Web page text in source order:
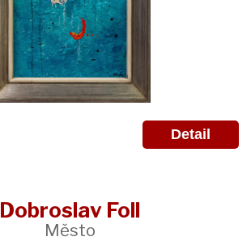
Detail
Dobroslav Foll
Město